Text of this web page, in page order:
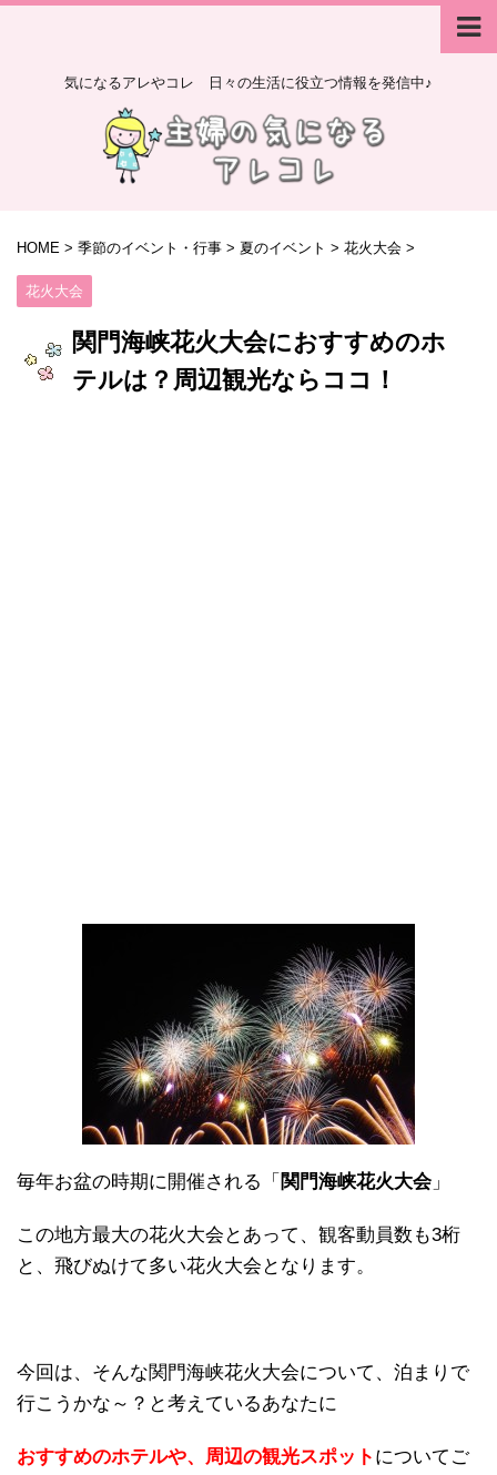
気になるアレやコレ 日々の生活に役立つ情報を発信中♪
HOME > 季節のイベント・行事 > 夏のイベント > 花火大会 >
花火大会
関門海峡花火大会におすすめのホ
テルは？周辺観光ならココ！
毎年お盆の時期に開催される「 関門海峡花火大会 」
この地方最大の花火大会とあって、観客動員数も3桁
と、飛びぬけて多い花火大会となります。
今回は、そんな関門海峡花火大会について、泊まりで
行こうかな～？と考えているあなたに
おすすめのホテルや、周辺の観光スポット についてご